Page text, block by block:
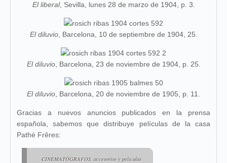
El liberal, Sevilla, lunes 28 de marzo de 1904, p. 3.
El diluvio, Barcelona, 10 de septiembre de 1904, 25.
El diluvio, Barcelona, 23 de noviembre de 1904, p. 25.
El diluvio , Barcelona, 20 de noviembre de 1905, p. 11.
Gracias a nuevos anuncios publicados en la prensa
española, sabemos que distribuye películas de la casa
Pathé Frêres:
CINEMATÓGRAFOS, accesorios y películas